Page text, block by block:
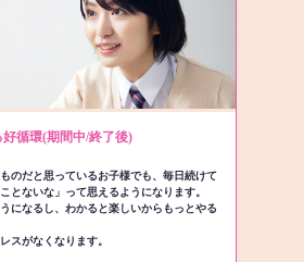
循環(期間中/終了後)
のだと思っているお子様でも、毎日続けて
とないな」って思えるようになります。
になるし、わかると楽しいからもっとやる
スがなくなります。